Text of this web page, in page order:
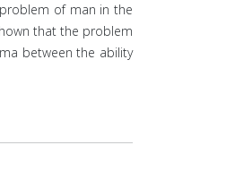
of man in the
that the problem
between the ability